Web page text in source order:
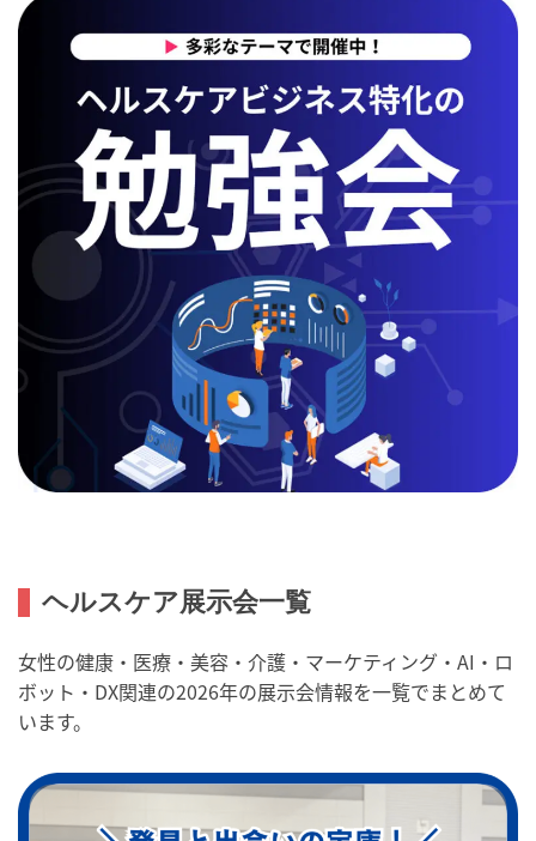
ヘルスケア展示会一覧
女性の健康・医療・美容・介護・マーケティング・AI・ロ
ボット・DX関連の2026年の展示会情報を一覧でまとめて
います。